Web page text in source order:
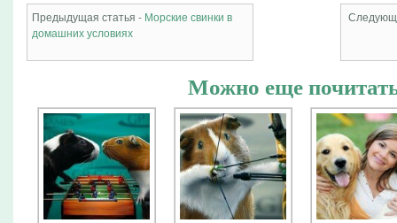
Предыдущая статья - Морские свинки в
домашних условиях
Можно еще